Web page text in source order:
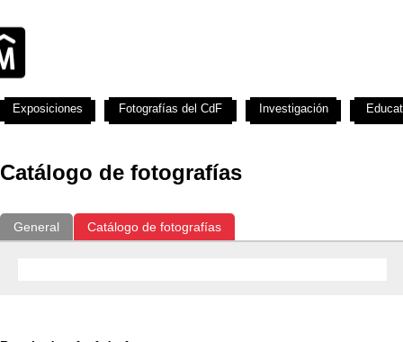
Catálogo de fotografías
General Catálogo de fotografías
Exposiciones Fotografías del CdF Investigación